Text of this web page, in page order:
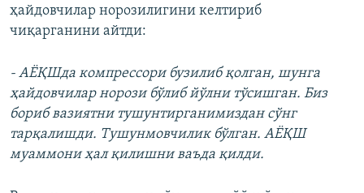
ҳайдовчилар норозилигини келтириб
чиқарганини айтди:
- АЁҚШда компрессори бузилиб қолган, шунга
ҳайдовчилар норози бўлиб йўлни тўсишган. Биз
бориб вазиятни тушунтирганимиздан сўнг
тарқалишди. Тушунмовчилик бўлган. АЁҚШ
муаммони ҳал қилишни ваъда қилди.